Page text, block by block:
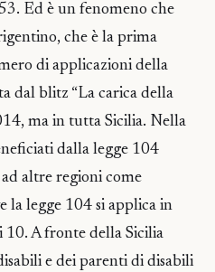
Ed è un fenomeno che
che è la prima
di applicazioni della
dal blitz “La carica della
ma in tutta Sicilia. Nella
dalla legge 104
altre regioni come
la legge 104 si applica in
10. A fronte della Sicilia
e dei parenti di disabili